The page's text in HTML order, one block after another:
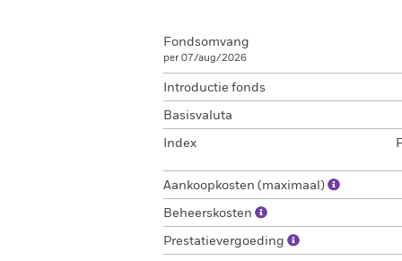
Fondsomvang
per 07/aug/2026
Introductie fonds
Basisvaluta
Index
Aankoopkosten (maximaal)
Beheerskosten
Prestatievergoeding